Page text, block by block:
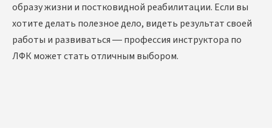
образу жизни и постковидной реабилитации. Если вы
хотите делать полезное дело, видеть результат своей
работы и развиваться — профессия инструктора по
ЛФК может стать отличным выбором.